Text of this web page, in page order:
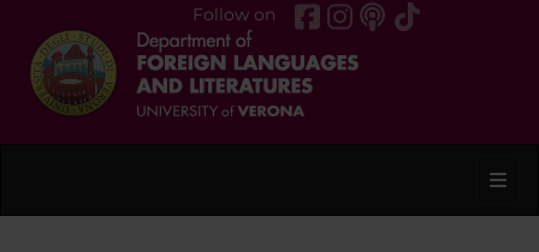
Follow on